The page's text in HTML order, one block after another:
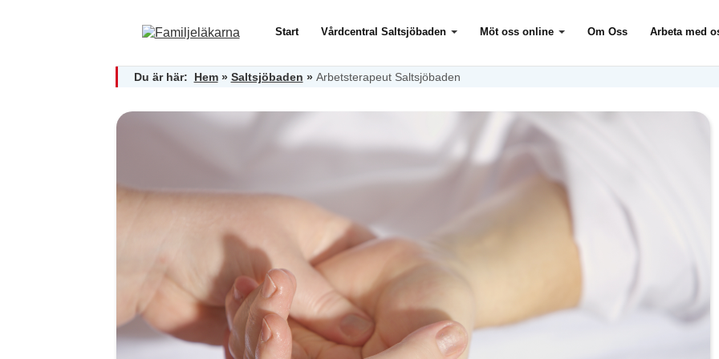
Start Vårdcentral Saltsjöbaden Möt oss online Om Oss Arbeta med
Du är här: Hem» Saltsjöbaden » Arbetsterapeut Saltsjöbaden